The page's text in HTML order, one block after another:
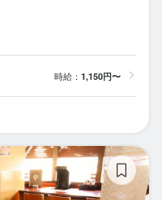
時給： 1,150円〜